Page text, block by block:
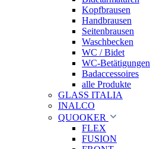
Kopfbrausen
Handbrausen
Seitenbrausen
Waschbecken
WC / Bidet
WC-Betätigungen
Badaccessoires
alle Produkte
GLASS ITALIA
INALCO
QUOOKER
FLEX
FUSION